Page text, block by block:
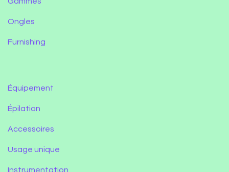
Ongles
Furnishing
Équipement
Épilation
Accessoires
Usage unique
Instrumentation